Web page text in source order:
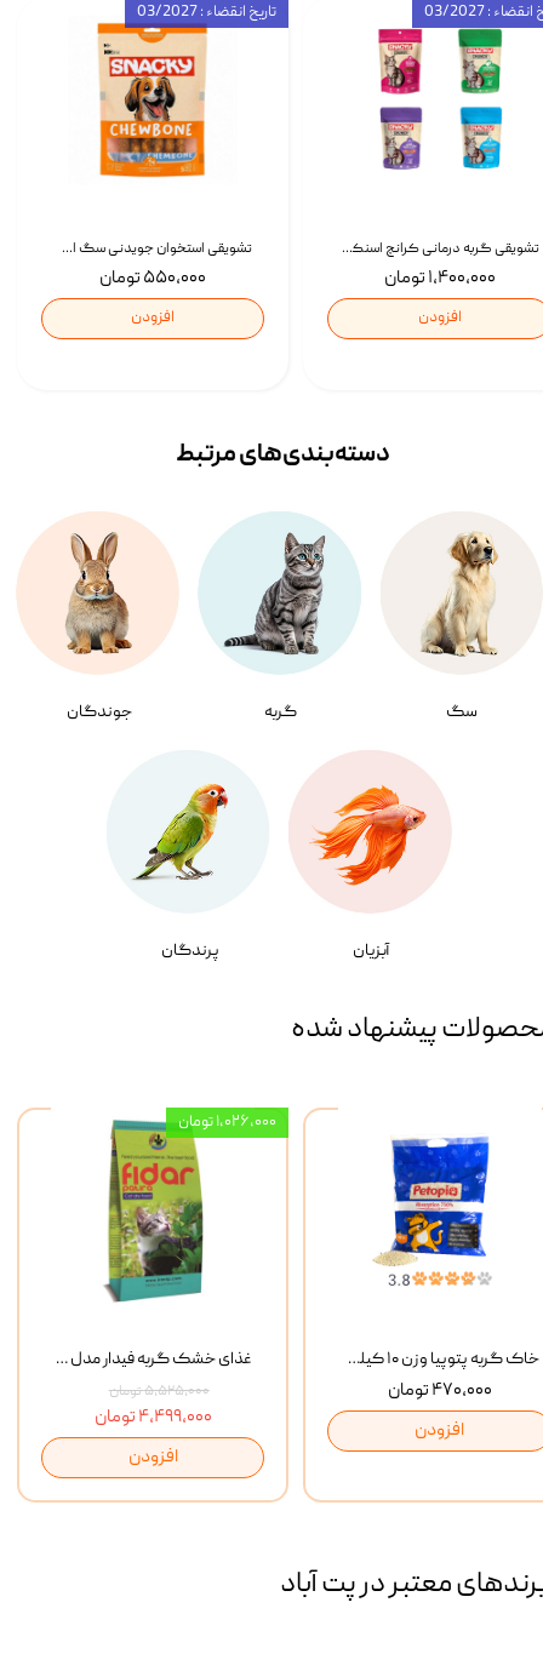
تشویقی استخوان جویدنی سگ اسنکی کرانچی با طعم مرغ Snacky Crunchy Munchy وزن 100 گرم
۵۵۰,۰۰۰ تومان
افزودن
تاریخ انقضاء : 03/2027
تشویقی گربه درمانی کرانچ اسنکی با طعم میکس Snacky Crunch Cat Treats وزن 60 گرم بسته 4 عددی
۱,۴۰۰,۰۰۰ تومان
افزودن
: 03/2027
سگ گربه جوندگان
آبزیان پرندگان
دسته‌بندی‌‌های مرتبط
پیشنهاد شده
غذای خشک گربه فیدار مدل Adult وزن 10 کیلوگرم
۵,۵۲۵,۰۰۰ تومان
۴,۴۹۹,۰۰۰ تومان
افزودن
۱,۰۲۶,۰۰۰ تومان
خاک گربه پتوپیا وزن ۱۰ کیلوگرم
۴۷۰,۰۰۰ تومان
افزودن
معتبر در پت آباد